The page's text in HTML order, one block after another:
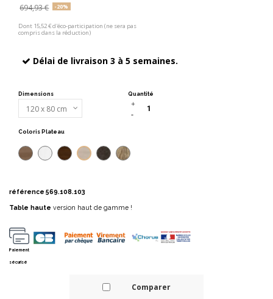
694,93 € -20%
Dont 15,52 € d'éco-participation (ne sera pas
compris dans la réduction)
Délai de livraison 3 à 5 semaines.
Dimensions
Coloris Plateau
Acacia foncé
Blanc ZebranoAcacia clairChêne griséChêne veiné
Quantité
référence 569.108.103
Table haute version haut de gamme !
Paiement
sécurisé
Comparer